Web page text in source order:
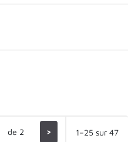
de 2 > 1–25 sur 47